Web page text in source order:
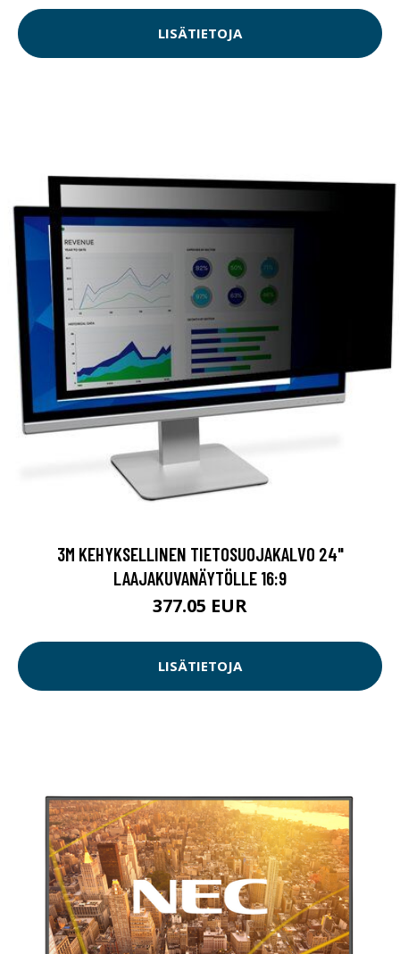
LISÄTIETOJA
3M KEHYKSELLINEN TIETOSUOJAKALVO 24"
LAAJAKUVANÄYTÖLLE 16:9
377.05 EUR
LISÄTIETOJA